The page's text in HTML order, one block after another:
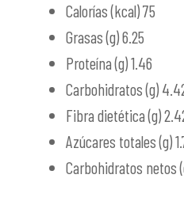
Calorías (kcal) 75
Grasas (g) 6.25
Proteína (g) 1.46
Carbohidratos (g)
Fibra dietética (g)
Azúcares totales (g)
Carbohidratos netos